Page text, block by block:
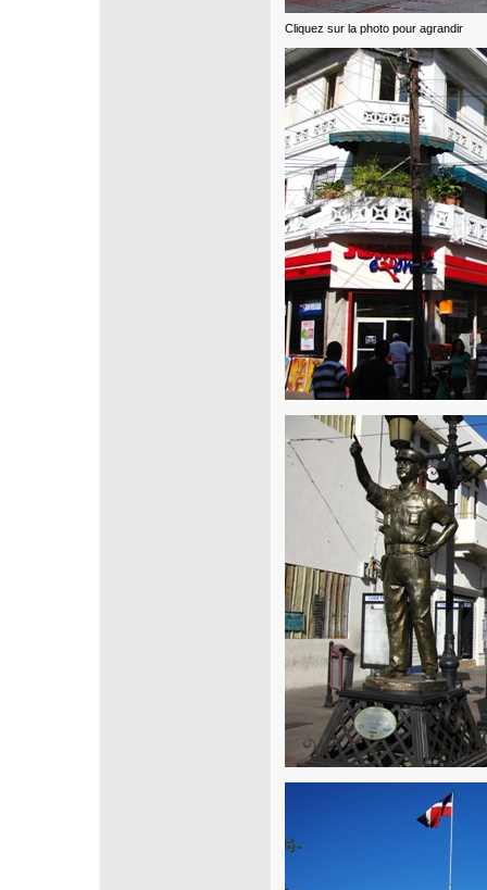
Cliquez sur la photo pour agrandir